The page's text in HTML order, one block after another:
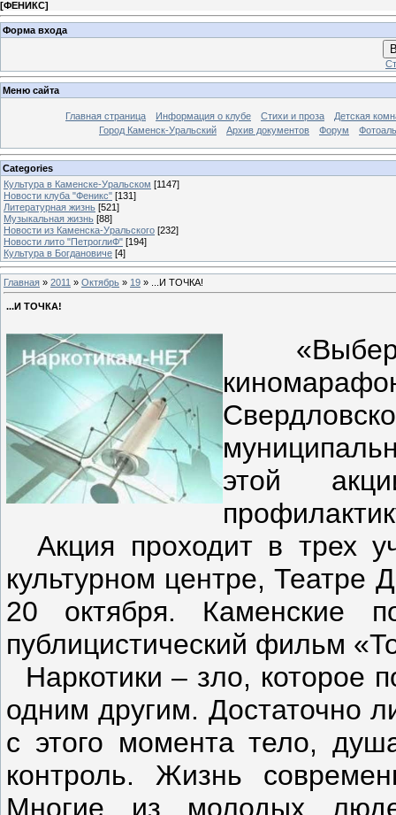
[ФЕНИКС]
Форма входа
Меню сайта
Главная страница Информация о клубе Стихи и проза
Детская
Город Каменск-Уральский
Архив документов Форум
Categories
Культура в Каменске-Уральском [1147]
Новости клуба "Феникс" [131]
Литературная жизнь [521]
Музыкальная жизнь [88]
Новости из Каменска-Уральского [232]
Новости лито "ПетроглиФ" [194]
Культура в Богдановиче [4]
Главная » 2011 » Октябрь » 19 » ...И ТОЧКА!
...И ТОЧКА!
этой
Акция проходит в трех
культурном центре,
20 октября. Каменские
публицистический фильм
Наркотики – зло, которое
одним другим. Достаточно
с этого момента тело,
контроль. Жизнь
Многие из молодых